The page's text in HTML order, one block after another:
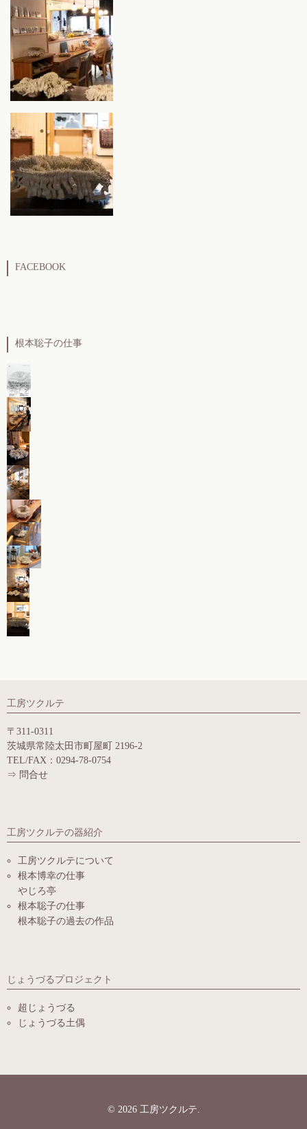
FACEBOOK
根本聡子の仕事
工房ツクルテ
〒311-0311
茨城県常陸太田市町屋町 2196-2
TEL/FAX：0294-78-0754
⇒ 問合せ
工房ツクルテの器紹介
工房ツクルテについて
根本博幸の仕事
やじろ亭
根本聡子の仕事
根本聡子の過去の作品
じょうづるプロジェクト
超じょうづる
じょうづる土偶
© 2026 工房ツクルテ